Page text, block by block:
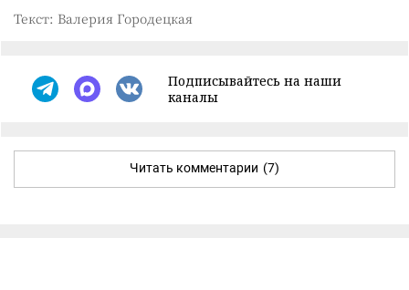
Текст: Валерия Городецкая
Подписывайтесь на наши
каналы
Читать комментарии (7)